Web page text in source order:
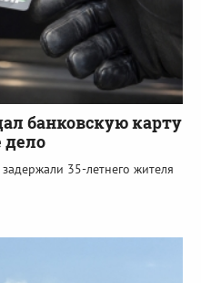
банковскую карту
дело
35-летнего жителя